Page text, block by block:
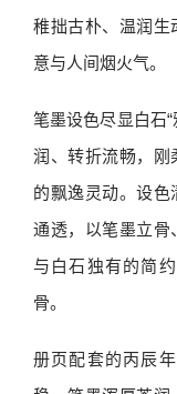
稚拙古朴、温润生
意与人间烟火气。
笔墨设色尽显白石
润、转折流畅，刚
的飘逸灵动。设
通透，以笔墨立骨
与白石独有的简
骨。
册页配套的丙辰